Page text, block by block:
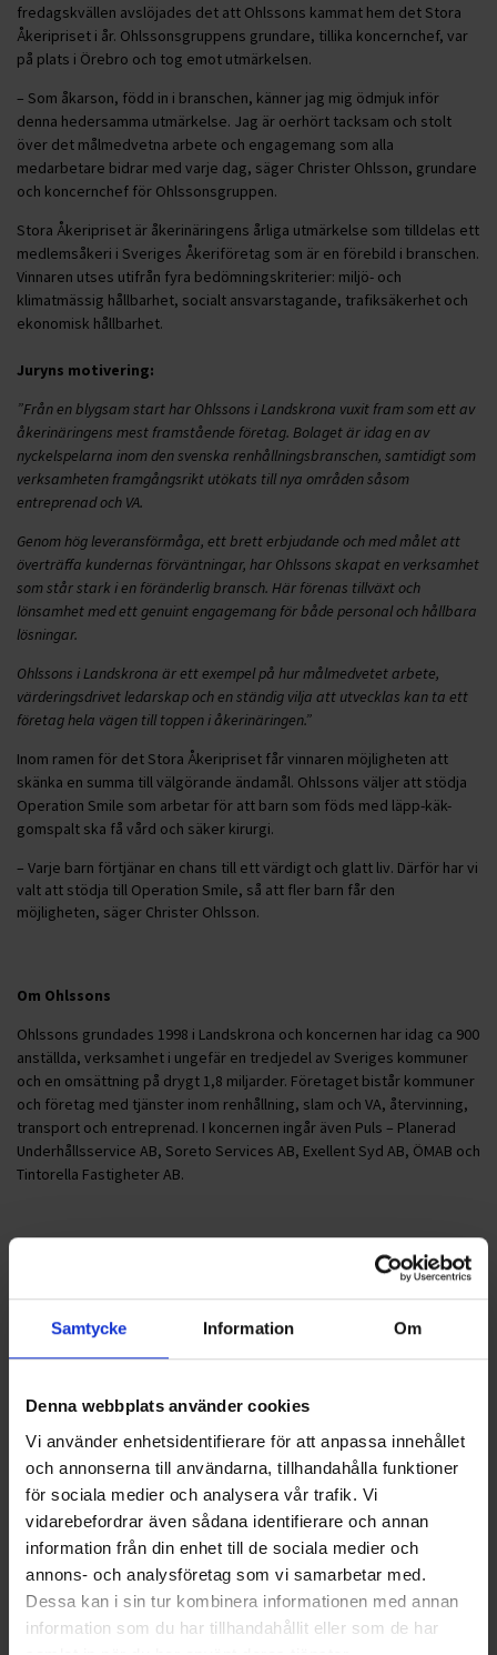
Samtycke Information Om
Denna webbplats använder cookies
Vi använder enhetsidentifierare för att anpassa innehållet
och annonserna till användarna, tillhandahålla funktioner
för sociala medier och analysera vår trafik. Vi
vidarebefordrar även sådana identifierare och annan
information från din enhet till de sociala medier och
annons- och analysföretag som vi samarbetar med.
Dessa kan i sin tur kombinera informationen med annan
information som du har tillhandahållit eller som de har
fredagskvällen avslöjades det att Ohlssons kammat hem det Stora
Åkeripriset i år. Ohlssonsgruppens grundare, tillika koncernchef, var
på plats i Örebro och tog emot utmärkelsen.
– Som åkarson, född in i branschen, känner jag mig ödmjuk inför
denna hedersamma utmärkelse. Jag är oerhört tacksam och stolt
över det målmedvetna arbete och engagemang som alla
medarbetare bidrar med varje dag, säger Christer Ohlsson, grundare
och koncernchef för Ohlssonsgruppen.
Stora Åkeripriset är åkerinäringens årliga utmärkelse som tilldelas ett
medlemsåkeri i Sveriges Åkeriföretag som är en förebild i branschen.
Vinnaren utses utifrån fyra bedömningskriterier: miljö- och
klimatmässig hållbarhet, socialt ansvarstagande, trafiksäkerhet och
ekonomisk hållbarhet.
Juryns motivering:
”Från en blygsam start har Ohlssons i Landskrona vuxit fram som ett av
åkerinäringens mest framstående företag. Bolaget är idag en av
nyckelspelarna inom den svenska renhållningsbranschen, samtidigt som
verksamheten framgångsrikt utökats till nya områden såsom
entreprenad och VA.
Genom hög leveransförmåga, ett brett erbjudande och med målet att
överträffa kundernas förväntningar, har Ohlssons skapat en verksamhet
som står stark i en föränderlig bransch. Här förenas tillväxt och
lönsamhet med ett genuint engagemang för både personal och hållbara
lösningar.
Ohlssons i Landskrona är ett exempel på hur målmedvetet arbete,
värderingsdrivet ledarskap och en ständig vilja att utvecklas kan ta ett
företag hela vägen till toppen i åkerinäringen.”
Inom ramen för det Stora Åkeripriset får vinnaren möjligheten att
skänka en summa till välgörande ändamål. Ohlssons väljer att stödja
Operation Smile som arbetar för att barn som föds med läpp-käk-
gomspalt ska få vård och säker kirurgi.
– Varje barn förtjänar en chans till ett värdigt och glatt liv. Därför har vi
valt att stödja till Operation Smile, så att fler barn får den
möjligheten, säger Christer Ohlsson.
Om Ohlssons
Ohlssons grundades 1998 i Landskrona och koncernen har idag ca 900
anställda, verksamhet i ungefär en tredjedel av Sveriges kommuner
och en omsättning på drygt 1,8 miljarder. Företaget bistår kommuner
och företag med tjänster inom renhållning, slam och VA, återvinning,
transport och entreprenad. I koncernen ingår även Puls – Planerad
Underhållsservice AB, Soreto Services AB, Exellent Syd AB, ÖMAB och
Tintorella Fastigheter AB.
LANDSKRONA
NYA UPPDRAG
OHLSSONS REGION MITT
OHLSSONS REGION SYD